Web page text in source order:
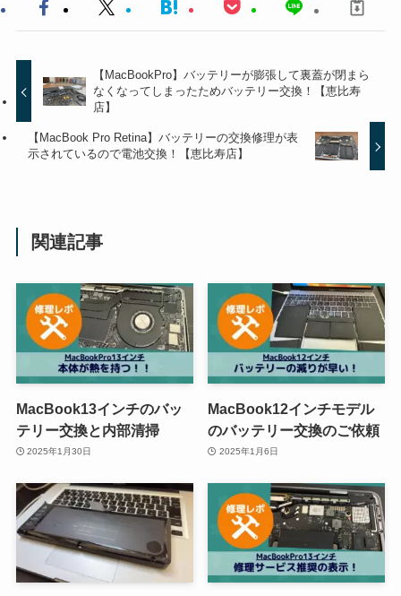
【MacBookPro】バッテリーが膨張して裏蓋が閉まら
なくなってしまったためバッテリー交換！【恵比寿
店】
【MacBook Pro Retina】バッテリーの交換修理が表
示されているので電池交換！【恵比寿店】
関連記事
MacBook13インチのバッ
テリー交換と内部清掃
2025年1月30日
MacBook12インチモデル
のバッテリー交換のご依頼
2025年1月6日